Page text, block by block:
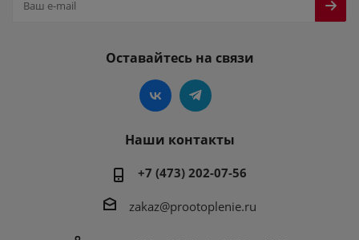
Оставайтесь на связи
Наши контакты
+7 (473) 202-07-56
zakaz@prootoplenie.ru